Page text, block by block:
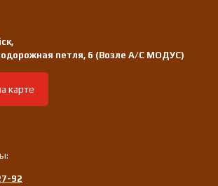
петля, 6 (Возле А/С МОДУС)
карте
92